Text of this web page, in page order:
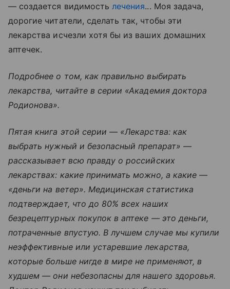
— создается видимость лечения... Моя задача,
дорогие читатели, сделать так, чтобы эти
лекарства исчезли хотя бы из ваших домашних
аптечек.
Подробнее о том, как правильно выбирать
лекарства, читайте в серии «Академия доктора
Родионова».
Пятая книга этой серии — «Лекарства: как
выбрать нужный и безопасный препарат» —
рассказывает всю правду о российских
лекарствах: какие принимать можно, а какие —
«деньги на ветер». Медицинская статистика
подтверждает, что до 80% всех наших
безрецептурных покупок в аптеке — это деньги,
потраченные впустую. В лучшем случае мы купили
неэффективные или устаревшие лекарства,
которые больше нигде в мире не применяют, в
худшем — они небезопасны для нашего здоровья.